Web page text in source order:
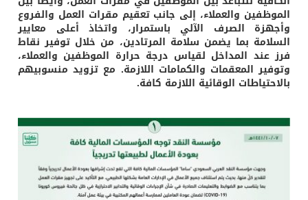
الموظفين والعملاء، إلى جانب تعقيم مقرات العمل والفروع
وأجهزة الصرف الآلي باستمرار، واتخاذ أعلى معايير
السلامة بما يضمن سلامة المرتادين، من خلال توفير نقاط
فرز عند المداخل لقياس درجة حرارة الموظفين والعملاء،
وتوفير المعقمات والكمامات اللازمة. مع تزويد منسوبيهم
بالاحتياطات الوقائية اللازمة كافة.